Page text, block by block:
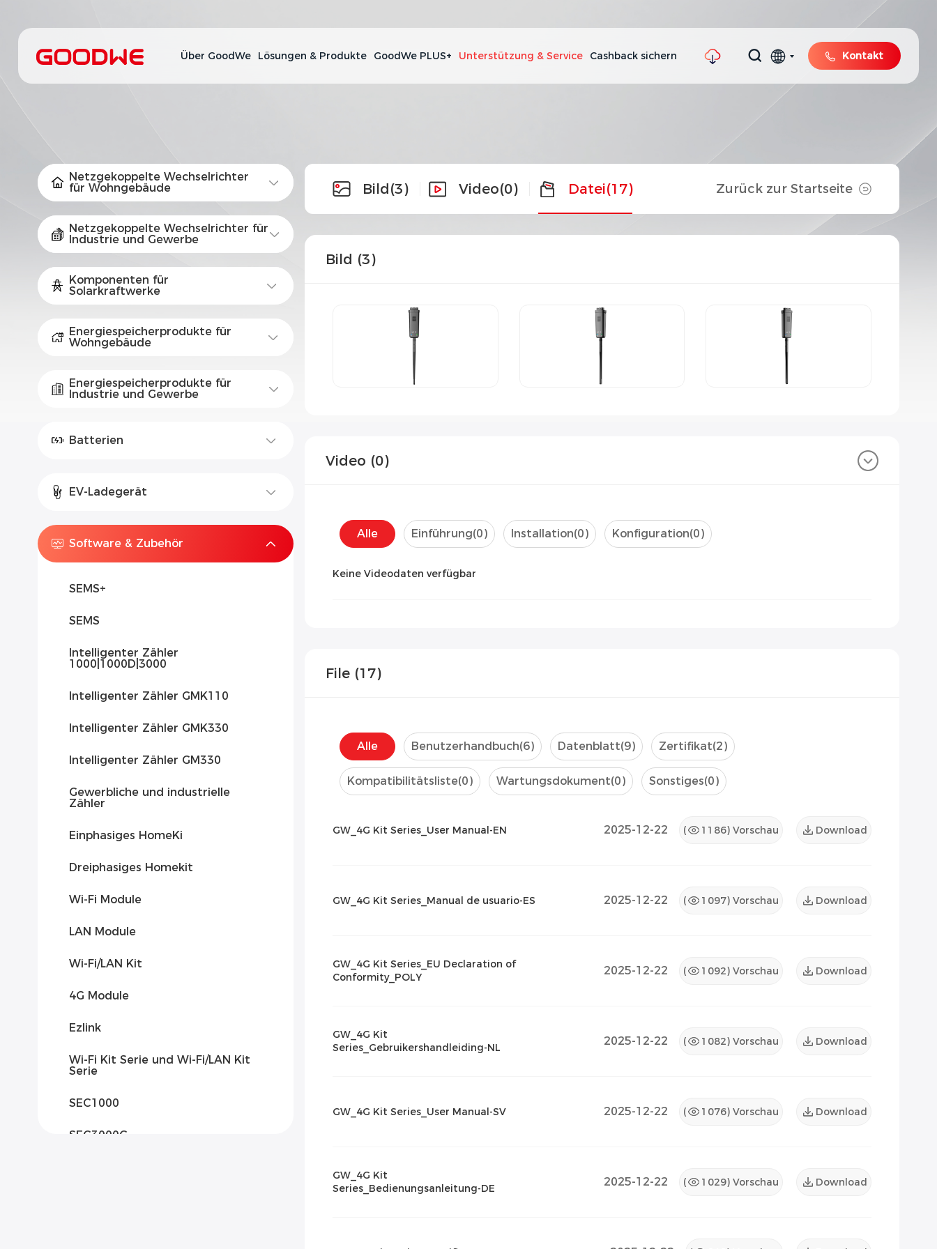
Über GoodWe Lösungen & Produkte GoodWe PLUS+ Unterstützung & Service Cashback sichern Kontakt
Netzgekoppelte Wechselrichter
für Wohngebäude
Netzgekoppelte Wechselrichter für
Industrie und Gewerbe
Komponenten für
Solarkraftwerke
Energiespeicherprodukte für
Wohngebäude
Energiespeicherprodukte für
Industrie und Gewerbe
Batterien
EV-Ladegerät
Software & Zubehör
SEMS+
SEMS
Intelligenter Zähler
1000|1000D|3000
Intelligenter Zähler GMK110
Intelligenter Zähler GMK330
Intelligenter Zähler GM330
Gewerbliche und industrielle
Zähler
Einphasiges HomeKi
Dreiphasiges Homekit
Wi-Fi Module
LAN Module
Wi-Fi/LAN Kit
4G Module
Ezlink
Wi-Fi Kit Serie und Wi-Fi/LAN Kit
Serie
SEC1000
SEC3000C
Bild(3) Video(0) Datei(17) Zurück zur Startseite
Bild (3)
Video (0)
Alle Einführung(0) Installation(0) Konfiguration(0)
Keine Videodaten verfügbar
File (17)
Alle Benutzerhandbuch(6) Datenblatt(9) Zertifikat(2)
Kompatibilitätsliste(0) Wartungsdokument(0) Sonstiges(0)
GW_4G Kit Series_User Manual-EN 2025-12-22 ( 1186) Vorschau Download
GW_4G Kit Series_Manual de usuario-ES 2025-12-22 ( 1097) Vorschau Download
GW_4G Kit Series_EU Declaration of
Conformity_POLY
2025-12-22 ( 1092) Vorschau Download
GW_4G Kit
Series_Gebruikershandleiding-NL
2025-12-22 ( 1082) Vorschau Download
GW_4G Kit Series_User Manual-SV 2025-12-22 ( 1076) Vorschau Download
GW_4G Kit
Series_Bedienungsanleitung-DE
2025-12-22 ( 1029) Vorschau Download